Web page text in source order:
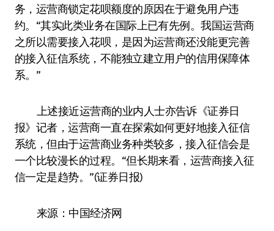
务，运营商锁定花呗额度的原因在于避免用户违
约。“其实此类业务在国际上已有先例。我国运营商
之所以需要接入花呗，是因为运营商还没能更完善
的接入征信系统，不能独立建立用户的信用保障体
系。”
上述接近运营商的业内人士亦告诉《证券日
报》记者，运营商一直在探索如何更好地接入征信
系统，但由于运营商业务种类较多，接入征信会是
一个比较漫长的过程。“但长期来看，运营商接入征
信一定是趋势。”(证券日报)
来源：中国经济网